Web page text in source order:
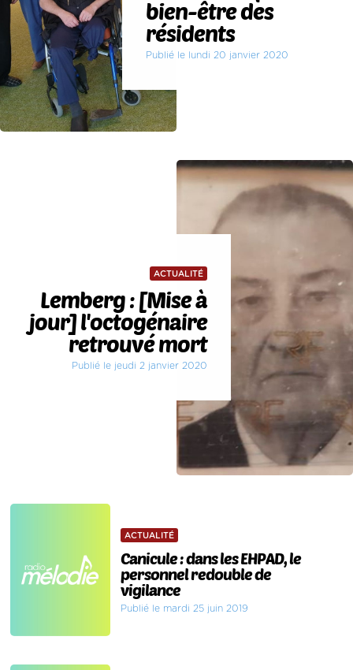
bien-être des
résidents
Publié le lundi 20 janvier 2020
ACTUALITÉ
Lemberg : [Mise à
jour] l'octogénaire
retrouvé mort
Publié le jeudi 2 janvier 2020
ACTUALITÉ
Canicule : dans les EHPAD, le
personnel redouble de
vigilance
Publié le mardi 25 juin 2019